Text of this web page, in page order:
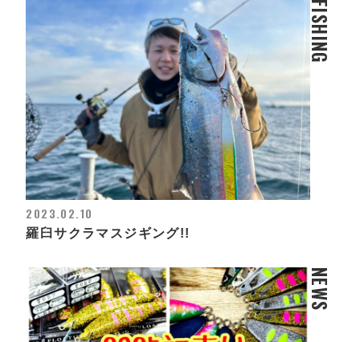
FISHING
2023.02.10
羅臼サクラマスジギング!!
NEWS